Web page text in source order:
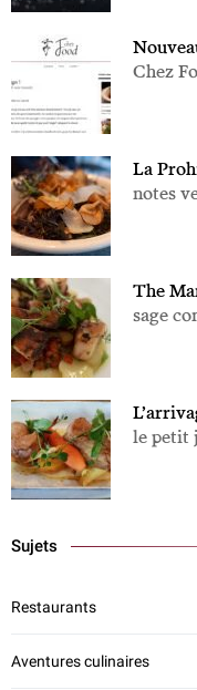
Chez
La
notes
The
sage
le petit
Sujets
Restaurants
Aventures culinaires